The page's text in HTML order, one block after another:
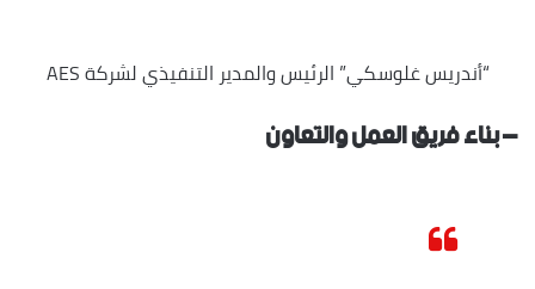
“أندريس غلوسكي” الرئيس والمدير التنفيذي لشركة AES
– بناء فريق العمل والتعاون